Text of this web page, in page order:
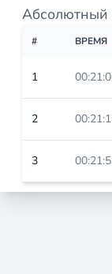
Абсолютный
# ВРЕМЯ
1
2
3